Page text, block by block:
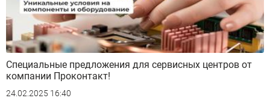
Специальные предложения для сервисных центров от
компании Проконтакт!
24.02.2025 16:40